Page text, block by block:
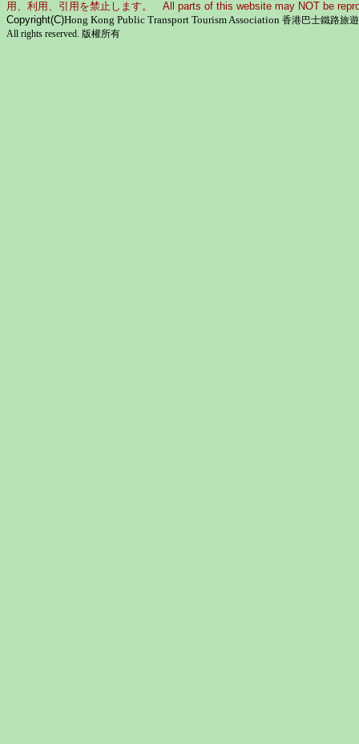
用、利用、引用を禁止します。 All parts of this website may NOT be
Copyright(C)Hong Kong Public Transport Tourism Association 香港巴士鐵路旅
All rights reserved. 版權所有